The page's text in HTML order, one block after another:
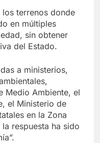
terrenos donde
en múltiples
sin obtener
del Estado.
a ministerios,
Medio Ambiente, el
el Ministerio de
en la Zona
respuesta ha sido